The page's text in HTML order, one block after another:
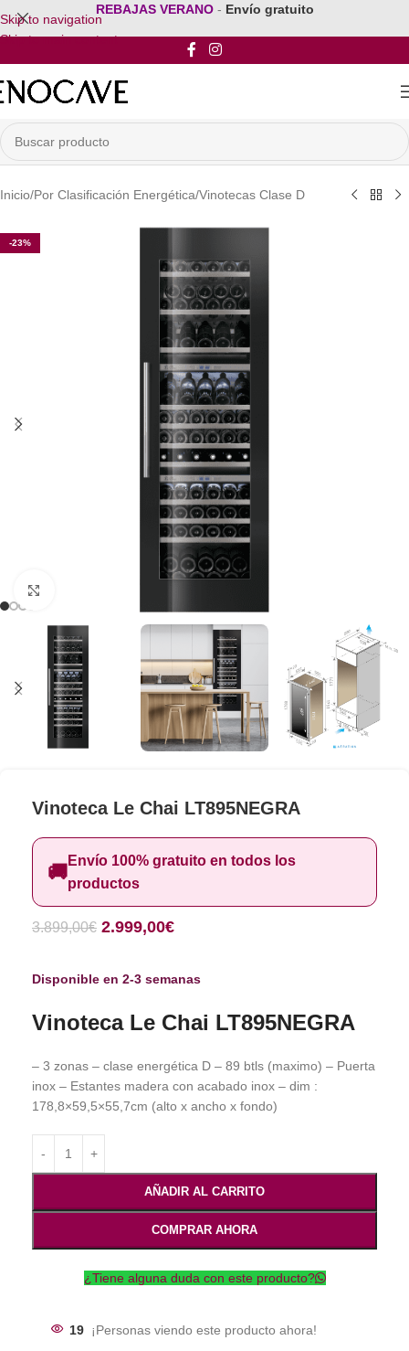
Skip to navigation
Skip to main content
REBAJAS VERANO - Envío gratuito
Inicio/Por Clasificación Energética/Vinotecas Clase D
-23%
Vinoteca Le Chai LT895NEGRA
🚚Envío 100% gratuito en todos los
productos
3.899,00€ 2.999,00€
Disponible en 2-3 semanas
Vinoteca Le Chai LT895NEGRA
– 3 zonas – clase energética D – 89 btls (maximo) – Puerta
inox – Estantes madera con acabado inox – dim :
178,8×59,5×55,7cm (alto x ancho x fondo)
AÑADIR AL CARRITO
COMPRAR AHORA
¿Tiene alguna duda con este producto?
19 ¡Personas viendo este producto ahora!